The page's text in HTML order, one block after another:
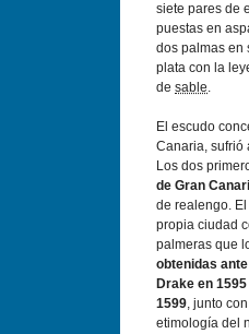
siete pares de
puestas en
dos palmas en
plata con la
de sable.
El escudo
Canaria, sufrió
Los dos
de Gran
de realengo.
propia ciudad
palmeras que
obtenidas
Drake en
1599, junto
etimología del